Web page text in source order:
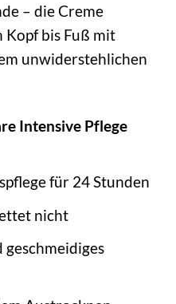
– die Creme
bis Fuß mit
unwiderstehlichen
Intensive Pflege
für 24 Stunden
nicht